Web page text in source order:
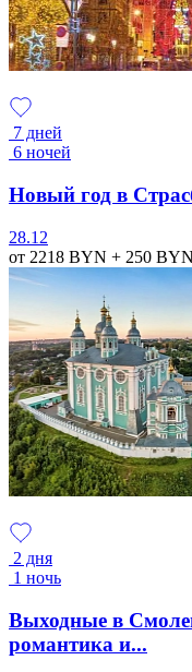
7 дней
6 ночей
Новый год в
28.12
от 2218 BYN + 250 BYN
2 дня
1 ночь
Выходные в
романтика и...